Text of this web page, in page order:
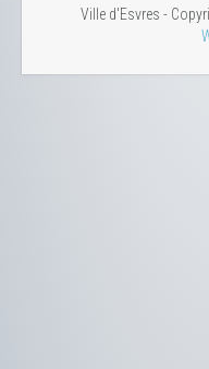
Ville d'Esvres -